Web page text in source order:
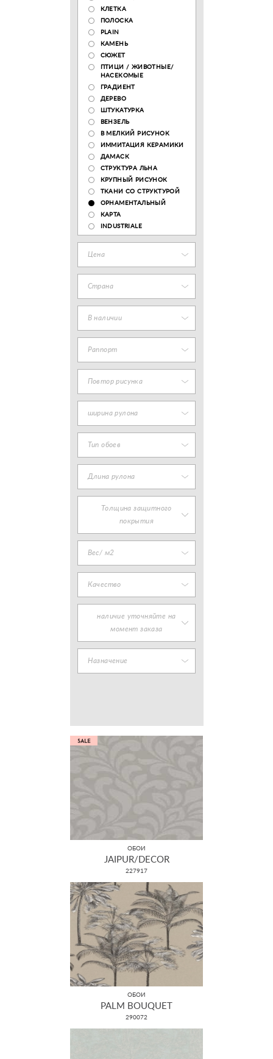
КЛЕТКА
ПОЛОСКА
PLAIN
КАМЕНЬ
СЮЖЕТ
ПТИЦИ / ЖИВОТНЫЕ/
НАСЕКОМЫЕ
ГРАДИЕНТ
ДЕРЕВО
ШТУКАТУРКА
ВЕНЗЕЛЬ
В МЕЛКИЙ РИСУНОК
ИММИТАЦИЯ КЕРАМИКИ
ДАМАСК
СТРУКТУРА ЛЬНА
КРУПНЫЙ РИСУНОК
ТКАНИ СО СТРУКТУРОЙ
ОРНАМЕНТАЛЬНЫЙ
КАРТА
INDUSTRIALE
Цена
Страна
В наличии
Раппорт
Повтор рисунка
ширина рулона
Тип обоев
Длина рулона
Толщина защитного
покрытия
Вес/ м2
Качество
наличие уточняйте на
момент заказа
Назначение
ОБОИ
JAIPUR/DECOR
227917
ОБОИ
PALM BOUQUET
290072